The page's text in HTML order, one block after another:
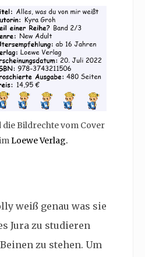
Bildrechte vom Cover
Loewe Verlag.
weiß genau was sie
Jura zu studieren
zu stehen. Um